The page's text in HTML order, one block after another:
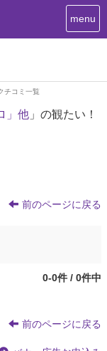
T
o
a
i
menu
チコミ一覧
」他 」の観たい！
前のページに戻る
0-0件 / 0件中
前のページに戻る